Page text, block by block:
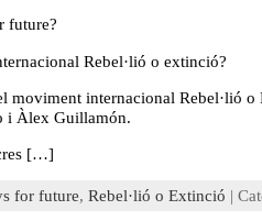
future?
Rebel·lió o extinció?
moviment internacional Rebel·lió
i Àlex Guillamón.
[…]
for future, Rebel·lió o Extinció |